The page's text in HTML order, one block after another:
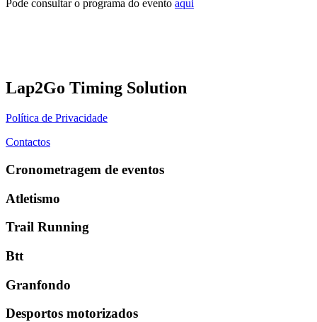
Pode consultar o programa do evento aqui
Lap2Go Timing Solution
Política de Privacidade
Contactos
Cronometragem de eventos
Atletismo
Trail Running
Btt
Granfondo
Desportos motorizados